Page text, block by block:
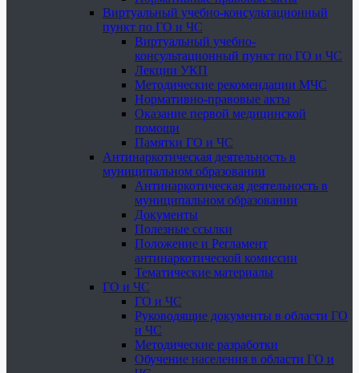
Виртуальный учебно-консультационный
пункт по ГО и ЧС
Виртуальный учебно-
консультационный пункт по ГО и ЧС
Лекции УКП
Методические рекомендации МЧС
Нормативно-правовые акты
Оказание первой медицинской
помощи
Памятки ГО и ЧС
Антинаркотическая деятельность в
муниципальном образовании
Антинаркотическая деятельность в
муниципальном образовании
Документы
Полезные ссылки
Положение и Регламент
антинаркотической комиссии
Тематические материалы
ГО и ЧС
ГО и ЧС
Руководящие документы в области ГО
и ЧС
Методические разработки
Обучение населения в области ГО и